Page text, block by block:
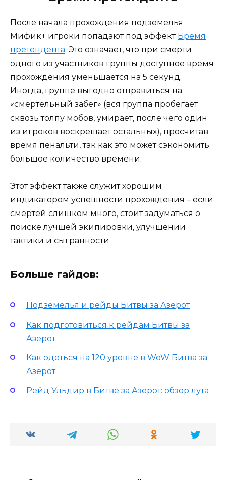
После начала прохождения подземелья
Мифик+ игроки попадают под эффект Бремя
претендента. Это означает, что при смерти
одного из участников группы доступное время
прохождения уменьшается на 5 секунд.
Иногда, группе выгодно отправиться на
«смертельный забег» (вся группа пробегает
сквозь толпу мобов, умирает, после чего один
из игроков воскрешает остальных), просчитав
время пенальти, так как это может сэкономить
большое количество времени.
Этот эффект также служит хорошим
индикатором успешности прохождения – если
смертей слишком много, стоит задуматься о
поиске лучшей экипировки, улучшении
тактики и сыгранности.
Больше гайдов:
Подземелья и рейды Битвы за Азерот
Как подготовиться к рейдам Битвы за
Азерот
Как одеться на 120 уровне в WoW Битва за
Азерот
Рейд Ульдир в Битве за Азерот: обзор лута